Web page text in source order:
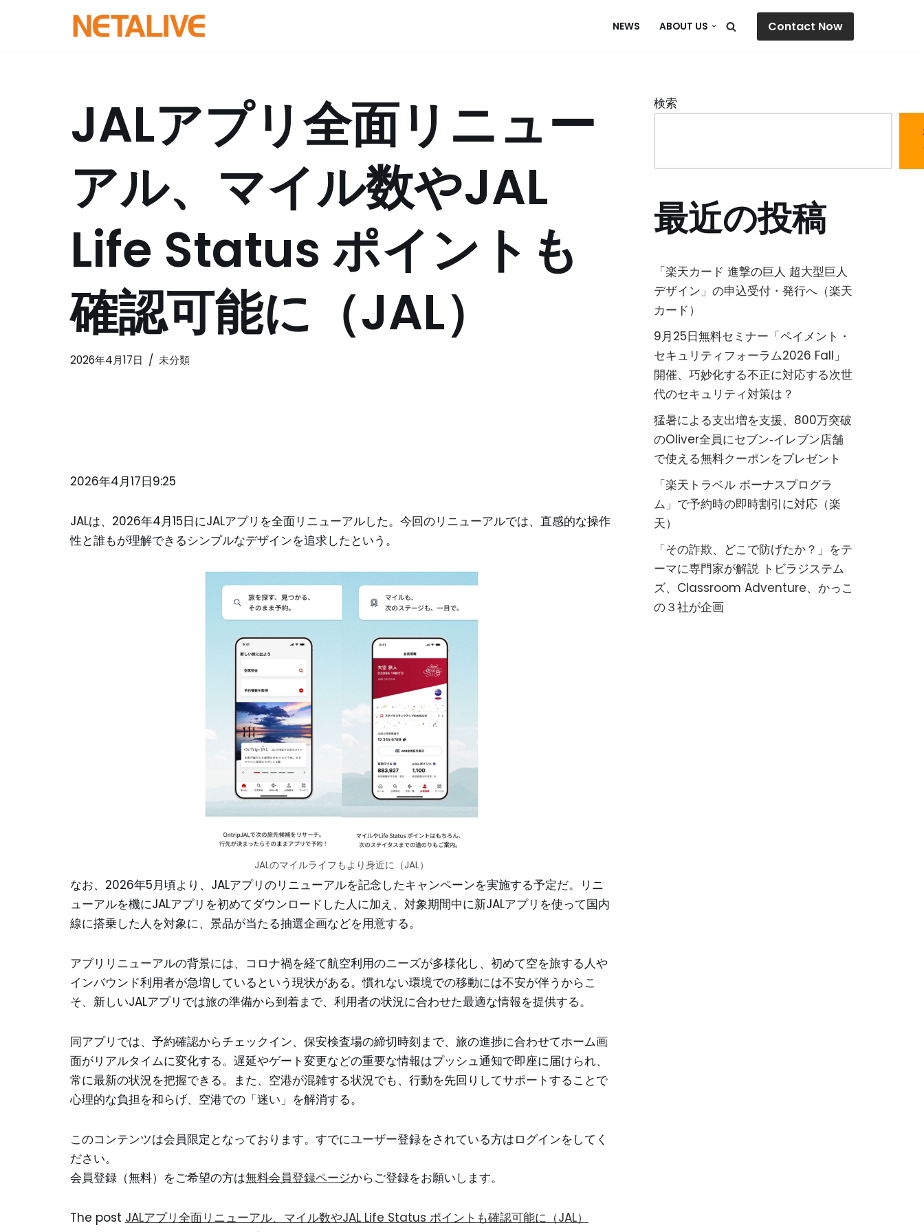
NEWS ABOUT US Contact Now
JALアプリ全面リニュー
アル、マイル数やJAL
Life Status ポイントも
確認可能に（JAL）
2026年4月17日 未分類
2026年4月17日9:25
JALは、2026年4月15日にJALアプリを全面リニューアルした。今回のリニューアルでは、直感的な操作
性と誰もが理解できるシンプルなデザインを追求したという。
JALのマイルライフもより身近に（JAL）
なお、2026年5月頃より、JALアプリのリニューアルを記念したキャンペーンを実施する予定だ。リニ
ューアルを機にJALアプリを初めてダウンロードした人に加え、対象期間中に新JALアプリを使って国内
線に搭乗した人を対象に、景品が当たる抽選企画などを用意する。
アプリリニューアルの背景には、コロナ禍を経て航空利用のニーズが多様化し、初めて空を旅する人や
インバウンド利用者が急増しているという現状がある。慣れない環境での移動には不安が伴うからこ
そ、新しいJALアプリでは旅の準備から到着まで、利用者の状況に合わせた最適な情報を提供する。
同アプリでは、予約確認からチェックイン、保安検査場の締切時刻まで、旅の進捗に合わせてホーム画
面がリアルタイムに変化する。遅延やゲート変更などの重要な情報はプッシュ通知で即座に届けられ、
常に最新の状況を把握できる。また、空港が混雑する状況でも、行動を先回りしてサポートすることで
心理的な負担を和らげ、空港での「迷い」を解消する。
このコンテンツは会員限定となっております。すでにユーザー登録をされている方はログインをしてく
ださい。
会員登録（無料）をご希望の方は無料会員登録ページからご登録をお願いします。
The post JALアプリ全面リニューアル、マイル数やJAL Life Status ポイントも確認可能に（JAL）
検索
最近の投稿
「楽天カード 進撃の巨人 超大型巨人
デザイン」の申込受付・発行へ（楽天
カード）
9月25日無料セミナー「ペイメント・
セキュリティフォーラム2026 Fall」
開催、巧妙化する不正に対応する次世
代のセキュリティ対策は？
猛暑による支出増を支援、800万突破
のOliver全員にセブン‐イレブン店舗
で使える無料クーポンをプレゼント
「楽天トラベル ボーナスプログラ
ム」で予約時の即時割引に対応（楽
天）
「その詐欺、どこで防げたか？」をテ
ーマに専門家が解説 トビラジステム
ズ、Classroom Adventure、かっこ
の３社が企画